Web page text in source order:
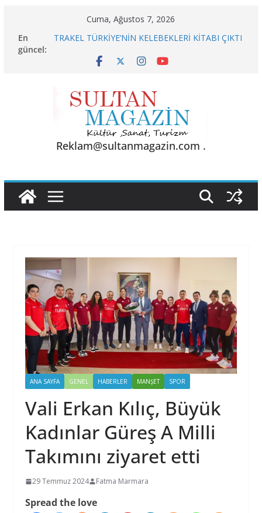
content
Cuma, Ağustos 7, 2026
En
güncel:
TRAKEL TÜRKİYE’NİN KELEBEKLERİ KİTABI ÇIKTI
YÖNETİLMEYİ HAK EDİYOR”
24 TEMMUZ’DA BGC’DEN MESLEK YASASI
VURGUSU
Reklam@sultanmagazin.com .
ANA SAYFA GENEL HABERLER MANŞET SPOR
Vali Erkan Kılıç, Büyük
Kadınlar Güreş A Milli
Takımını ziyaret etti
29 Temmuz 2024 Fatma Marmara
Spread the love